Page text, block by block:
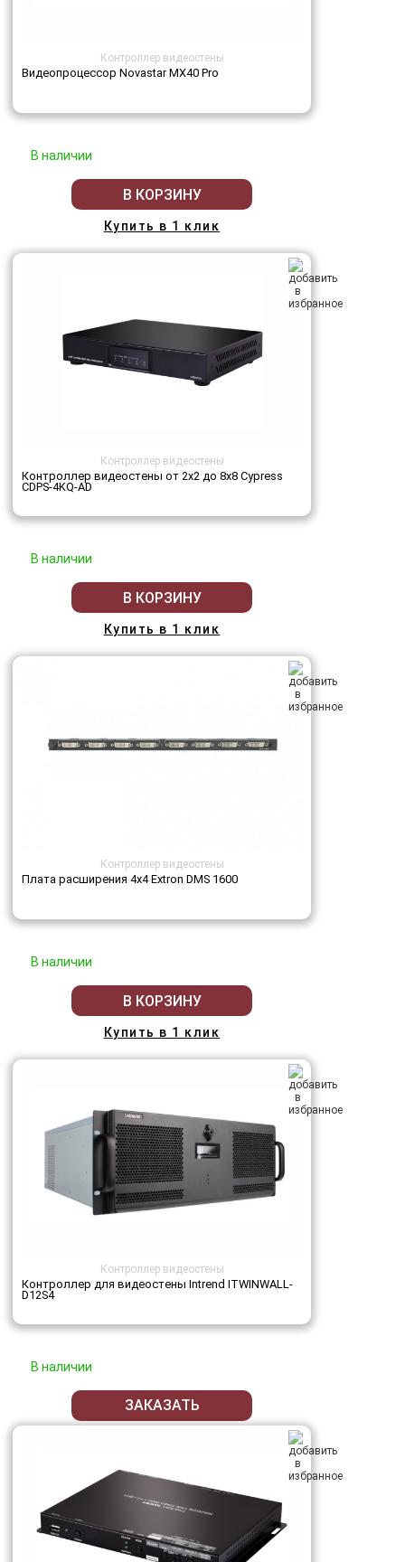
Контроллер видеостены
Видеопроцессор Novastar MX40 Pro
В наличии
В КОРЗИНУ
Купить в 1 клик
Контроллер видеостены
Контроллер видеостены от 2х2 до 8х8 Cypress
CDPS-4KQ-AD
В наличии
В КОРЗИНУ
Купить в 1 клик
Контроллер видеостены
Плата расширения 4х4 Extron DMS 1600
В наличии
В КОРЗИНУ
Купить в 1 клик
Контроллер видеостены
Контроллер для видеостены Intrend ITWINWALL-
D12S4
В наличии
ЗАКАЗАТЬ